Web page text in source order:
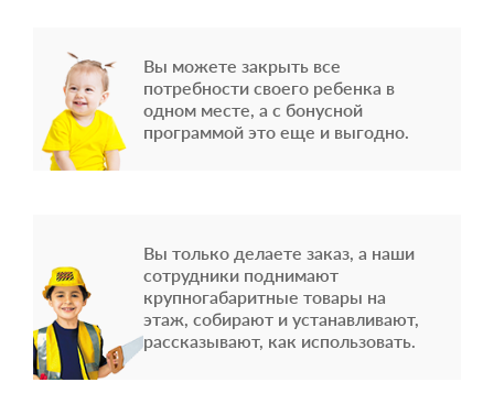
Вы можете закрыть все
потребности своего ребенка в
одном месте, а с бонусной
программой это еще и выгодно.
Вы только делаете заказ, а наши
сотрудники поднимают
крупногабаритные товары на
этаж, собирают и устанавливают,
рассказывают, как использовать.